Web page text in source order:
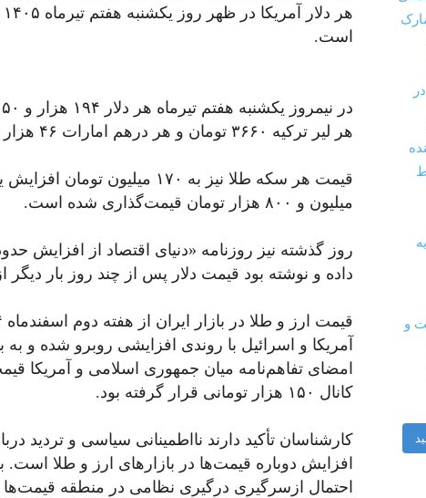
است.
هر لیر ترکیه ۳۶۶۰ تومان و هر درهم امارات ۴۶ هزار و ۵۰۰ تومان معامله می‌شود.
میلیون و ۸۰۰ هزار تومان قیمت‌گذاری شده است.
داده و نوشته بود قیمت دلار پس از چند روز بار دیگر از کانال ۱۵۰ هزار تومانی
امضای تفاهم‌نامه میان جمهوری اسلامی و آمریکا
کانال ۱۵۰ هزار تومانی قرار گرفته بود.
کارشناسان تأکید دارند نااطمینانی سیاسی و تردید
افزایش دوباره قیمت‌ها در بازارهای ارز و طلا است.
احتمال ازسرگیری درگیری نظامی در منطقه قیمت‌ها